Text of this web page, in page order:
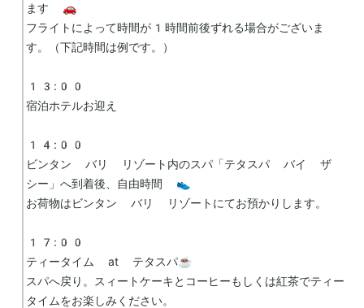
ます 🚗
フライトによって時間が1時間前後ずれる場合がございま
す。（下記時間は例です。）
13:00
宿泊ホテルお迎え
14:00
ビンタン バリ リゾート内のスパ「テタスパ バイ ザ
シー」へ到着後、自由時間 👟
お荷物はビンタン バリ リゾートにてお預かりします。
17:00
ティータイム at テタスパ☕️
スパへ戻り。スィートケーキとコーヒーもしくは紅茶でティー
タイムをお楽しみください。